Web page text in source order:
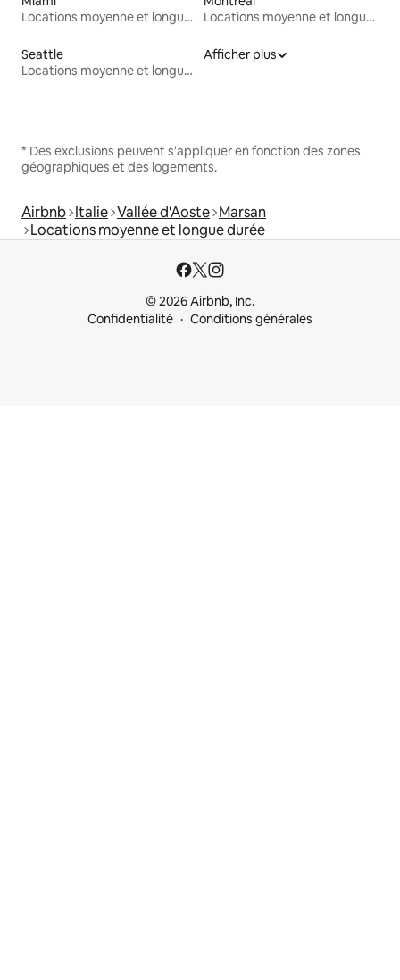
Locations moyenne et longue durée
Locations moyenne et longue durée
Seattle
Locations moyenne et longue durée
Afficher plus
* Des exclusions peuvent s'appliquer en fonction des zones
géographiques et des logements.
Airbnb Italie Vallée d'Aoste Marsan
Locations moyenne et longue durée
© 2026 Airbnb, Inc.
Confidentialité
Conditions générales